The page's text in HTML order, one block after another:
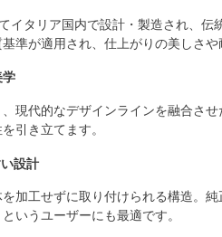
イタリア国内で設計・製造され、
準が適用され、仕上がりの美しさや
学
現代的なデザインラインを融合さ
引き立てます。
設計
加工せずに取り付けられる構造。
いうユーザーにも最適です。